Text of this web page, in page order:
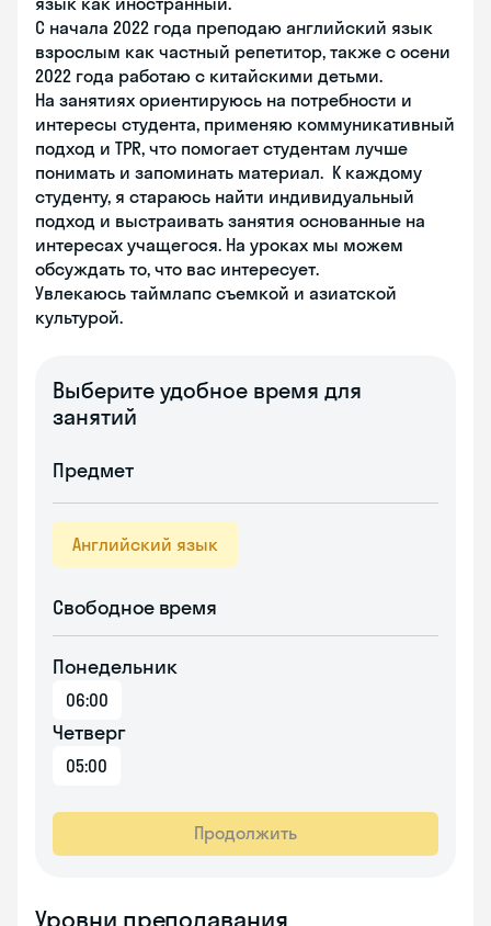
С начала 2022 года преподаю английский язык
взрослым как частный репетитор, также с осени
2022 года работаю с китайскими детьми.
На занятиях ориентируюсь на потребности и
интересы студента, применяю коммуникативный
подход и TPR, что помогает студентам лучше
понимать и запоминать материал. К каждому
студенту, я стараюсь найти индивидуальный
подход и выстраивать занятия основанные на
интересах учащегося. На уроках мы можем
обсуждать то, что вас интересует.
Увлекаюсь таймлапс съемкой и азиатской
культурой.
Выберите удобное время для
занятий
Предмет
Английский язык
Свободное время
Понедельник
06:00
Четверг
05:00
Продолжить
Уровни преподавания